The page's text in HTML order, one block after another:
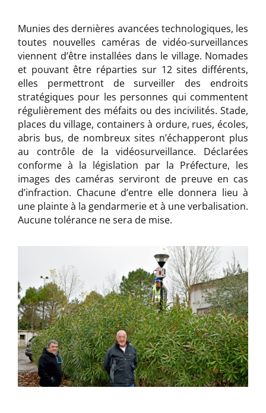
Munies des dernières avancées technologiques, les
toutes nouvelles caméras de vidéo-surveillances
viennent d’être installées dans le village. Nomades
et pouvant être réparties sur 12 sites différents,
elles permettront de surveiller des endroits
stratégiques pour les personnes qui commentent
régulièrement des méfaits ou des incivilités. Stade,
places du village, containers à ordure, rues, écoles,
abris bus, de nombreux sites n’échapperont plus
au contrôle de la vidéosurveillance. Déclarées
conforme à la législation par la Préfecture, les
images des caméras serviront de preuve en cas
d’infraction. Chacune d’entre elle donnera lieu à
une plainte à la gendarmerie et à une verbalisation.
Aucune tolérance ne sera de mise.